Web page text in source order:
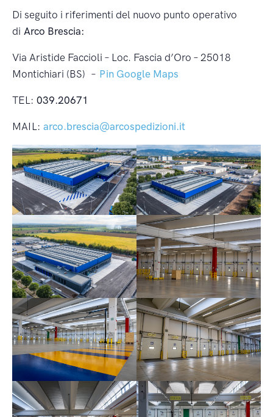
Di seguito i riferimenti del nuovo punto operativo
di Arco Brescia:
Via Aristide Faccioli – Loc. Fascia d’Oro – 25018
Montichiari (BS) – Pin Google Maps
TEL: 039.20671
MAIL: arco.brescia@arcospedizioni.it